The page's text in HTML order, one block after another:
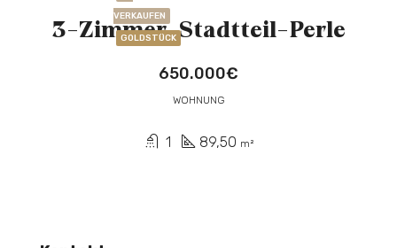
VERKAUFEN
GOLDSTÜCK
3-Zimmer-Stadtteil-Perle
650.000€
WOHNUNG
1 89,50 m²